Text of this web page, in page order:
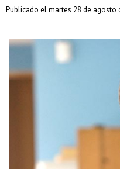
Publicado el martes 28 de agosto